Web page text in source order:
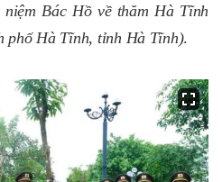
Bác Hồ về thăm Hà Tĩnh
phố Hà Tĩnh, tỉnh Hà Tĩnh).